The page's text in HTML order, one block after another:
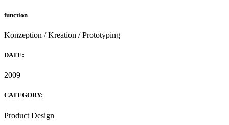
function
Konzeption / Kreation / Prototyping
DATE:
2009
CATEGORY:
Product Design